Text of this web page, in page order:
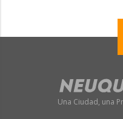
Una Ciudad, una